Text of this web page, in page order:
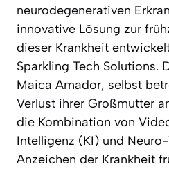
neurodegenerativen
innovative Lösung zur
dieser Krankheit
Sparkling Tech Solutions.
Maica Amador, selbst
Verlust ihrer Großmutter
die Kombination von
Intelligenz (KI) und
Anzeichen der Krankheit